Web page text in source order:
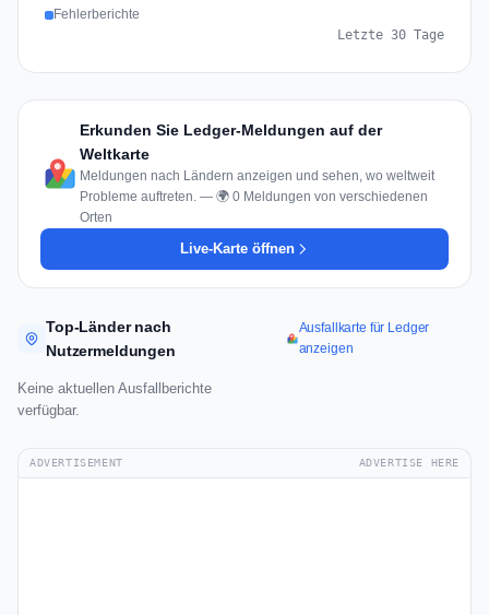
Fehlerberichte
Letzte 30 Tage
Erkunden Sie Ledger-Meldungen auf der
Weltkarte
Meldungen nach Ländern anzeigen und sehen, wo weltweit
Probleme auftreten. — 🌍 0 Meldungen von verschiedenen
Orten
Live-Karte öffnen
Top-Länder nach
Nutzermeldungen
Ausfallkarte für Ledger
anzeigen
Keine aktuellen Ausfallberichte
verfügbar.
ADVERTISEMENT ADVERTISE HERE